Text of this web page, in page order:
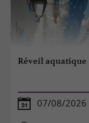
Réveil aquatique
07/08/2026